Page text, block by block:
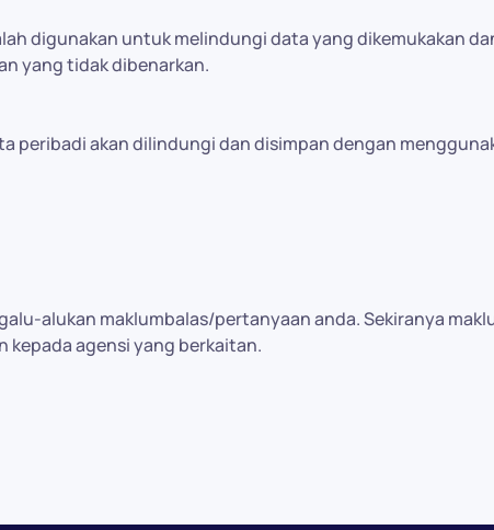
digunakan untuk melindungi data yang dikemukakan
yang tidak dibenarkan.
peribadi akan dilindungi dan disimpan dengan
alukan maklumbalas/pertanyaan anda. Sekiranya
kepada agensi yang berkaitan.